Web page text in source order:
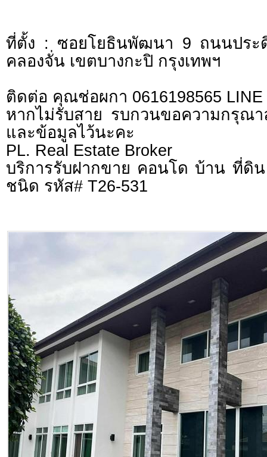
ที่ตั้ง : ซอยโยธินพัฒนา 9 ถนนประ
คลองจั่น เขตบางกะปิ กรุงเทพฯ
ติดต่อ คุณช่อผกา 0616198565 LINE
หากไม่รับสาย รบกวนขอความกรุณ
และข้อมูลไว้นะคะ
PL. Real Estate Broker
บริการรับฝากขาย คอนโด บ้าน ที่ดิ
ชนิด รหัส# T26-531